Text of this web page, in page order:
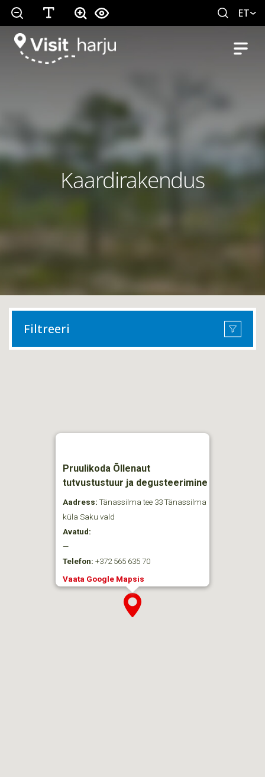
ET
Kaardirakendus
Filtreeri
Pruulikoda Õllenaut
tutvustustuur ja degusteerimine
Aadress: Tänassilma tee 33 Tänassilma
küla Saku vald
Avatud:
—
Telefon: +372 565 635 70
Vaata Google Mapsis